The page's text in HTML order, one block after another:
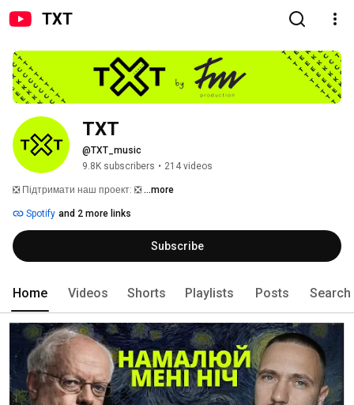
TXT
TXT
@TXT_music
9.8K subscribers • 214 videos
❎ Підтримати наш проект: ❎ ...more
Spotify and 2 more links
Subscribe
Home Videos Shorts Playlists Posts Search